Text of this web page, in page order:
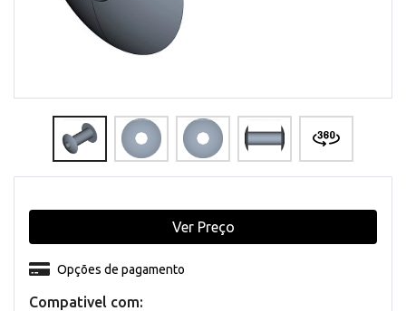
Compativel com:
Opções de pagamento
Ver Preço